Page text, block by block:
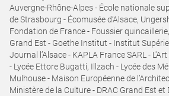
Auvergne-Rhône-Alpes - École nationale
de Strasbourg - Écomusée d’Alsace,
Fondation de France - Foussier
Grand Est - Goethe Institut - Institut
Journal l’Alsace - KAPLA France SARL -
- Lycée Ettore Bugatti, Illzach - Lycée des
Mulhouse - Maison Européenne de
Ministère de la Culture - DRAC Grand Est et